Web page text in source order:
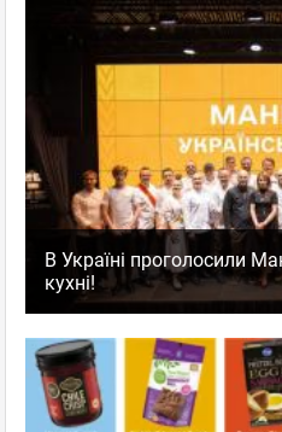
В Україні проголосили
кухні!